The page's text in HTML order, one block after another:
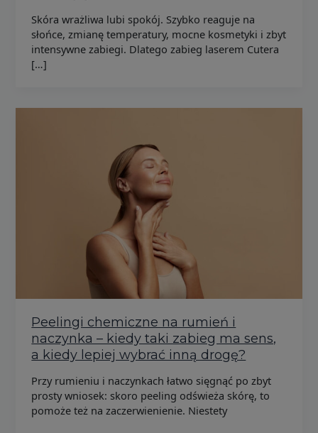
Skóra wrażliwa lubi spokój. Szybko reaguje na
słońce, zmianę temperatury, mocne kosmetyki i zbyt
intensywne zabiegi. Dlatego zabieg laserem Cutera
[…]
Peelingi chemiczne na rumień i
naczynka – kiedy taki zabieg ma sens,
a kiedy lepiej wybrać inną drogę?
Przy rumieniu i naczynkach łatwo sięgnąć po zbyt
prosty wniosek: skoro peeling odświeża skórę, to
pomoże też na zaczerwienienie. Niestety